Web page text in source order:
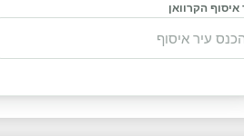
איסוף הקרוואן